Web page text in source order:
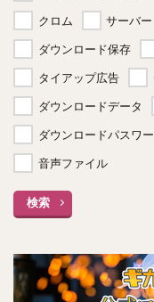
クロム
サーバー
ダウンロード保存
タイアップ広告
ダウンロードデータ
ダウンロードパスワ
音声ファイル
検索